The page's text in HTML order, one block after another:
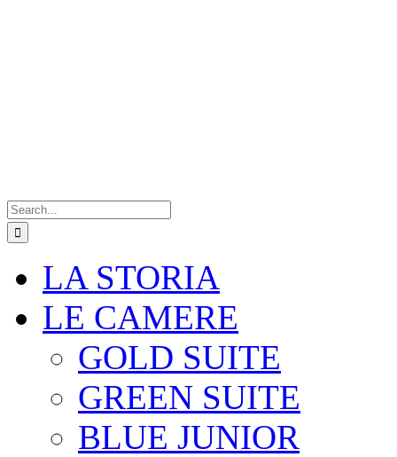
for:
LA STORIA
LE CAMERE
GOLD SUITE
GREEN SUITE
BLUE JUNIOR